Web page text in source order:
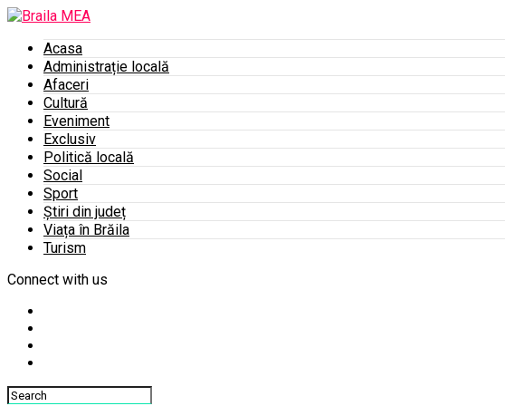
Acasa
Administrație locală
Afaceri
Cultură
Eveniment
Exclusiv
Politică locală
Social
Sport
Știri din județ
Viața în Brăila
Turism
Connect with us